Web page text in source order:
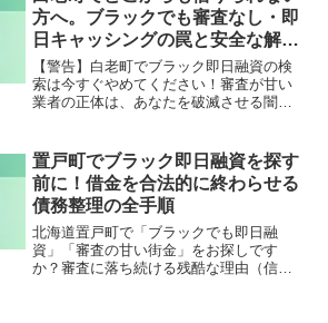
出し、合法的に借金を減額・免除する
「債務整理」の正しい知識と、今すぐ督
促を止める無料相談窓口をご案内しま
す。
方へ。ブラックでも審査なし・即
日キャッシングの罠と安全な解決
策
【警告】白老町でブラック即日融資の検
索は今すぐやめてください！審査が甘い
業者の正体は、あなたを破滅させる闇金
町で違法業者を避け、借金地獄から抜け
出した方々の実体験と確実な解決策を完
全公開。
置戸町でブラック即日融資を探す
前に！借金を合法的に終わらせる
債務整理の全手順
北海道置戸町で「ブラックでも即日融
資」「審査の甘い街金」をお探しです
か？審査に落ち続ける残酷な理由（信用